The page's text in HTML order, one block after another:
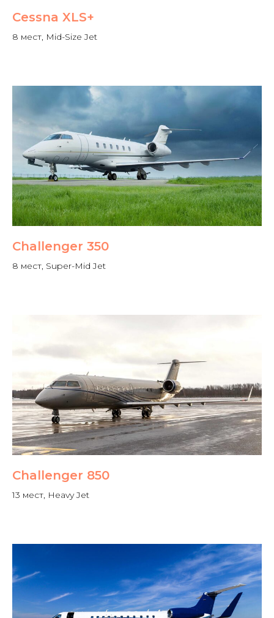
Cessna XLS+
8 мест, Mid-Size Jet
Challenger 350
8 мест, Super-Mid Jet
Challenger 850
13 мест, Heavy Jet